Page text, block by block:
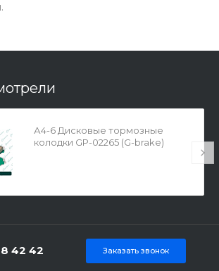
А4-6 Дисковые тормозные
колодки GP-02265 (G-brake)
42 42 Заказать звонок